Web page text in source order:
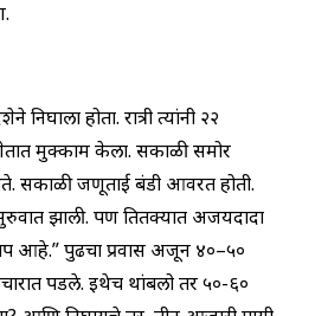
निघाला होता. रात्री त्यांनी २२
मुक्काम केला. सकाळी समोर
सकाळी जणूताई बंडी आवरत होती.
सुरुवात झाली. पण तितक्यात अजयदादा
आहे.” पुढचा प्रवास अजून ४०–५०
पडले. इथेच थांबलो तर ५०-६०